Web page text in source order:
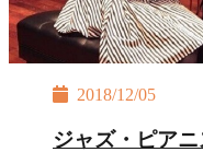
2018/12/05
ジャズ・ピア